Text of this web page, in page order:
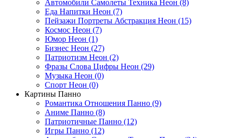
Автомобили Самолеты Техника Неон (8)
Еда Напитки Неон (7)
Пейзажи Портреты Абстракция Неон (15)
Космос Неон (7)
Юмор Неон (1)
Бизнес Неон (27)
Патриотизм Неон (2)
Фразы Слова Цифры Неон (29)
Музыка Неон (0)
Спорт Неон (0)
Картины Панно
Романтика Отношения Панно (9)
Аниме Панно (8)
Патриотичные Панно (12)
Игры Панно (12)